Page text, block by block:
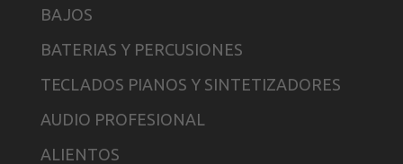
BAJOS
BATERIAS Y PERCUSIONES
TECLADOS PIANOS Y SINTETIZADORES
AUDIO PROFESIONAL
ALIENTOS